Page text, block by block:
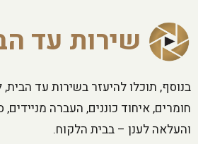
שירות עד
בנוסף, תוכלו להיעזר בשירות עד הבית,
חומרים, איחוד כוננים, העברה מניידים,
והעלאה לענן – בבית הלקוח.